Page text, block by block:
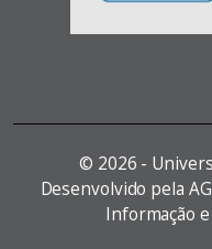
© 2026 -
Desenvolvido pela
Informação e